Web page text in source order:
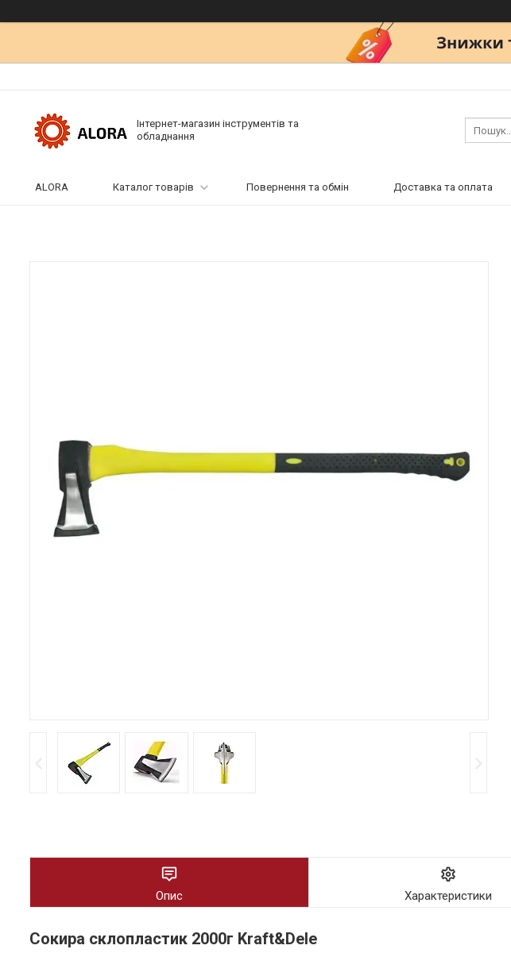
Інтернет-магазин інструментів та
обладнання
ALORA Каталог товарів Повернення та обмін Доставка та оплата
Опис Характеристики
Сокира склопластик 2000г Kraft&Dele